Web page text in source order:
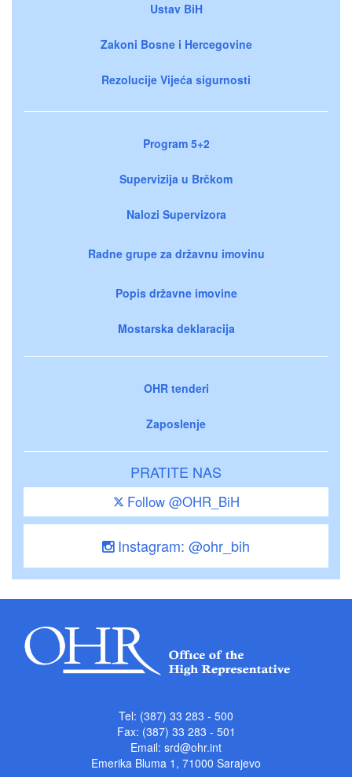
Ustav BiH
Zakoni Bosne i Hercegovine
Rezolucije Vijeća sigurnosti
Program 5+2
Supervizija u Brčkom
Nalozi Supervizora
Radne grupe za državnu imovinu
Popis državne imovine
Mostarska deklaracija
OHR tenderi
Zaposlenje
PRATITE NAS
Follow @OHR_BiH
Instagram: @ohr_bih
Tel: (387) 33 283 - 500
Fax: (387) 33 283 - 501
Email: srd@ohr.int
Emerika Bluma 1, 71000 Sarajevo